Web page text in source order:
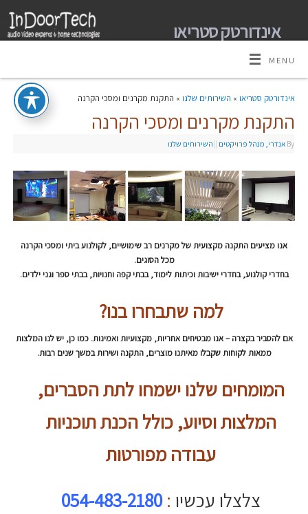
אינדורטק סטריאו
MENU
אינדורטק סטריאו» השירותים שלנו» התקנת מקרנים ומסכי הקרנה
התקנת מקרנים ומסכי הקרנה
By אנדרי, מנהל פרויקטים |
|השירותים שלנו
אנו מציעים התקנה מקצועית של מקרנים רב שימושיים, לקולנוע ביתי ומסכי הקרנה
מכל הסוגים.
בחדרי קולנוע, בחדרי ישיבות וכיתות לימוד, בבתי קפה וחנויות, בבתי ספר וגני ילדים.
למה שתבחרו בנו?
אם להסביר בקצרה – אנו מבטיחים אחריות, מקצועיות ואמינות. כמו כן, יש לנו המלצות
ממאות לקוחות שקבלו מאיתנו מוצרים, התקנה ושירות במשך שנים רבות.
המומחים שלנו ישמחו לתת הסברים,
המלצות וסיוע, כולל הכנת תוכניות
עבודה מפורטות
צלצלו עכשיו :
054-483-2180